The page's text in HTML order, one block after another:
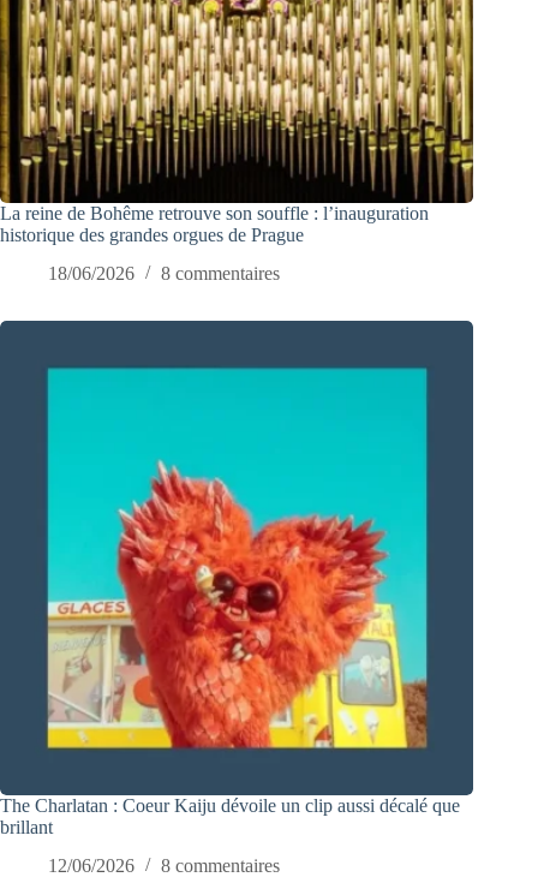
La reine de Bohême retrouve son souffle : l’inauguration
historique des grandes orgues de Prague
18/06/2026
8 commentaires
The Charlatan : Coeur Kaiju dévoile un clip aussi décalé que
brillant
12/06/2026
8 commentaires